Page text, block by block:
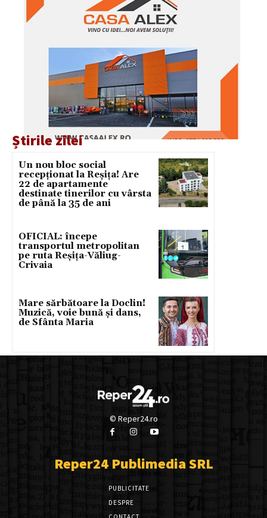
Știrile zilei
Un nou bloc social
recepționat la Reșița! Are
22 de apartamente
destinate tinerilor cu vârsta
de până la 35 de ani
OFICIAL: începe
transportul metropolitan
pe ruta Reșița-Văliug-
Crivaia
Mare sărbătoare la Doclin!
Muzică, voie bună și dans,
de Sfânta Maria
© Reper24.ro
Reper24 Publimedia SRL
PUBLICITATE
DESPRE